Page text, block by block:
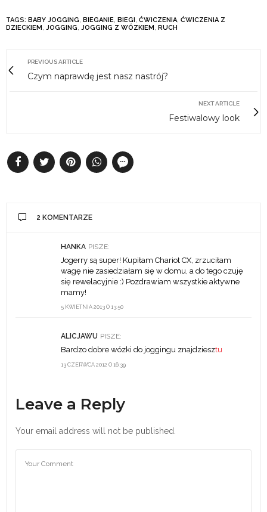
TAGS: BABY JOGGING, BIEGANIE, BIEGI, ĆWICZENIA, ĆWICZENIA Z
DZIECKIEM, JOGGING, JOGGING Z WÓZKIEM, RUCH
PREVIOUS ARTICLE
Czym naprawdę jest nasz nastrój?
NEXT ARTICLE
Festiwalowy look
2 KOMENTARZE
HANKA PISZE:
5 KWIETNIA 2013 O 13:50
Jogerry są super! Kupiłam Chariot CX, zrzuciłam
wagę nie zasiedziałam się w domu, a do tego czuję
się rewelacyjnie :) Pozdrawiam wszystkie aktywne
mamy!
ALICJAWU PISZE:
13 CZERWCA 2012 O 16:39
Bardzo dobre wózki do joggingu znajdziesztu
Leave a Reply
Your email address will not be published.